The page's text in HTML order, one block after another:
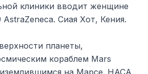
клиники вводит женщине
AstraZeneca. Сиая Хот, Кения.
планеты,
кораблем Mars
на Марсе. НАСА